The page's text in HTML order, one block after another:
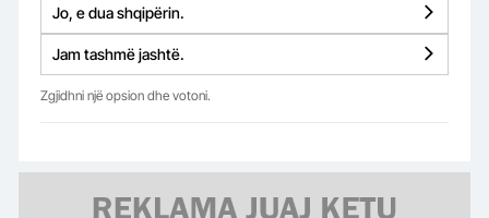
Jo, e dua shqipërin.
Jam tashmë jashtë.
Zgjidhni një opsion dhe votoni.